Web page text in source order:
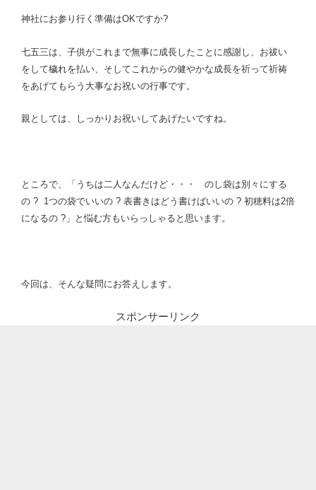
神社にお参り行く準備はOKですか?
七五三は、子供がこれまで無事に成長したことに感謝し、お祓い
をして穢れを払い、そしてこれからの健やかな成長を祈って祈祷
をあげてもらう大事なお祝いの行事です。
親としては、しっかりお祝いしてあげたいですね。
ところで、「うちは二人なんだけど・・・ のし袋は別々にする
の ? 1つの袋でいいの ? 表書きはどう書けばいいの ? 初穂料は2倍
になるの ?」と悩む方もいらっしゃると思います。
今回は、そんな疑問にお答えします。
スポンサーリンク